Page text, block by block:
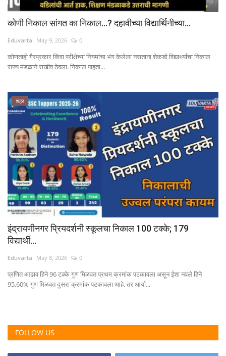
कोणी निकाल सांगत का निकाल...? दहावीच्या विद्यार्थिनीच्या...
Eduvarta May 9, 2026 0
कोणताही गैरप्रकार किंवा परीक्षेच्या नियमांचा भंग केलेला नसताना शेकडो विद्यार्थ्यांचा निकाल
राज्य मंडळाने राखीव ठेवला. निकाल पाहता...
शहर
इंद्रायणीनगर प्रियदर्शनी स्कूलचा निकाल 100 टक्के; 179
विद्यार्थी...
Eduvarta May 8, 2026 0
प्रणित आढाव हिने 96 टक्के गुण मिळवत प्रथम क्रमांक पटकावला असून ईशा नवले हिने
95.60% गुण मिळवत दुसरा क्रमांक पटकावला आहे. तर आर्या...
FOLLOW US